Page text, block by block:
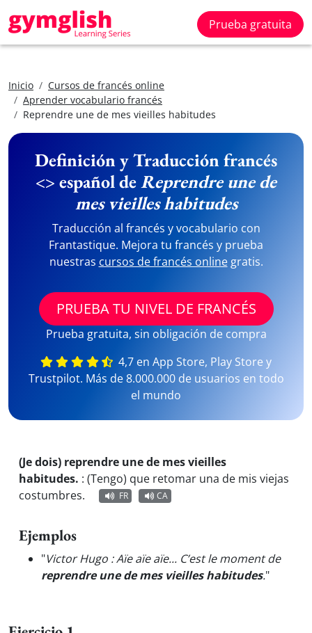
Prueba gratuita
Inicio
Cursos de francés online
Aprender vocabulario francés
Reprendre une de mes vieilles habitudes
Definición y Traducción francés
<> español deReprendre une de
mes vieilles habitudes
Traducción al francés y vocabulario con
Frantastique. Mejora tu francés y prueba
nuestras cursos de francés onlinegratis.
PRUEBA TU NIVEL DE FRANCÉS
Prueba gratuita, sin obligación de compra
4,7 en App Store, Play Store y
Trustpilot. Más de 8.000.000 de usuarios en todo
el mundo
(Je dois) reprendre une de mes vieilles
habitudes. : (Tengo) que retomar una de mis viejas
costumbres.
FR CA
Ejemplos
"Victor Hugo : Aïe aïe aïe... C’est le moment de
reprendre une de mes vieilles habitudes."